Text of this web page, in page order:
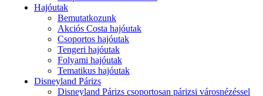
Hajóutak
Bemutatkozunk
Akciós Costa hajóutak
Csoportos hajóutak
Tengeri hajóutak
Folyami hajóutak
Tematikus hajóutak
Disneyland Párizs
Disneyland Párizs csoportosan párizsi városnézéssel